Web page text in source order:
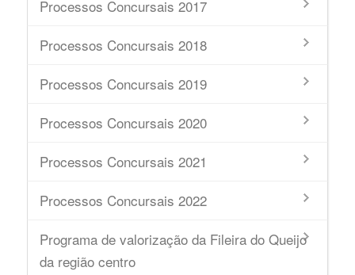
Processos Concursais 2017
Processos Concursais 2018
Processos Concursais 2019
Processos Concursais 2020
Processos Concursais 2021
Processos Concursais 2022
Programa de valorização da Fileira do Queijo
da região centro